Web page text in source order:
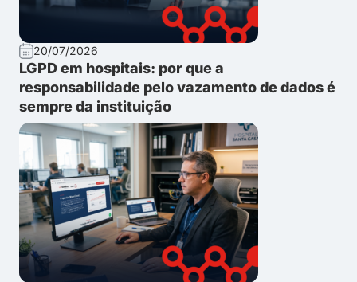
20/07/2026
LGPD em hospitais: por que a
responsabilidade pelo vazamento de dados é
sempre da instituição